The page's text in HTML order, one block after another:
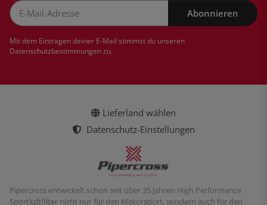
Abonnieren
Mit dem Eintragen deiner E-Mail stimmst du unseren
Datenschutzbestimmungenzu.
Lieferland wählen
Datenschutz-Einstellungen
Pipercross entwickelt schon seit über 35 Jahren High Performance
Sportluftfilter nicht nur für den Motorsport, sondern auch für den